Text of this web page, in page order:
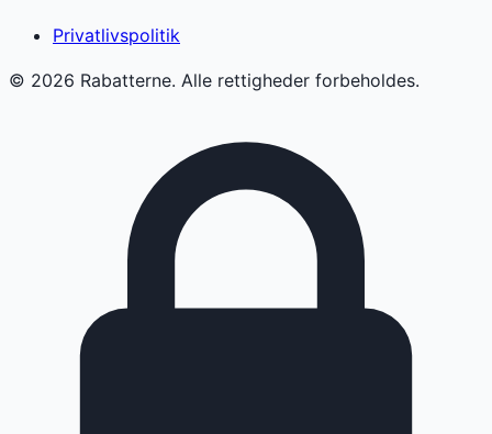
Privatlivspolitik
© 2026 Rabatterne. Alle rettigheder forbeholdes.